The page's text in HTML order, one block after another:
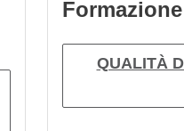
QUALITÀ